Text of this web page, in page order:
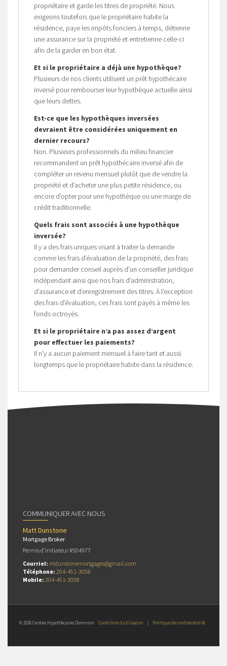
propriétaire et garde les titres de propriété. Nous
exigeons toutefois que le propriétaire habite la
résidence, paye les impôts fonciers à temps, détienne
une assurance sur la propriété et entretienne celle-ci
afin de la garder en bon état.
Et si le propriétaire a déjà une hypothèque?
Plusieurs de nos clients utilisent un prêt hypothécaire
inversé pour rembourser leur hypothèque actuelle ainsi
que leurs dettes.
Est-ce que les hypothèques inversées
devraient être considérées uniquement en
dernier recours?
Non. Plusieurs professionnels du milieu financier
recommandent un prêt hypothécaire inversé afin de
compléter un revenu mensuel plutôt que de vendre la
propriété et d’acheter une plus petite résidence, ou
encore d’opter pour une hypothèque ou une marge de
crédit traditionnelle.
Quels frais sont associés à une hypothèque
inversée?
Il y a des frais uniques visant à traiter la demande
comme les frais d’évaluation de la propriété, des frais
pour demander conseil auprès d’un conseiller juridique
indépendant ainsi que nos frais d’administration,
d’assurance et d’enregistrement des titres. À l’exception
des frais d’évaluation, ces frais sont payés à même les
fonds octroyés.
Et si le propriétaire n’a pas assez d’argent
pour effectuer les paiements?
Il n’y a aucun paiement mensuel à faire tant et aussi
longtemps que le propriétaire habite dans la résidence.
COMMUNIQUER AVEC NOUS
Matt Dunstone
Mortgage Broker
Permis d’initiateur #504977
Courriel: mdunstonemortgages@gmail.com
Téléphone: 204-451-3058
Mobile: 204-451-3058
© 2026 Centres Hypothécaires Dominion Conditions d’utilisation Politique de confidentialité